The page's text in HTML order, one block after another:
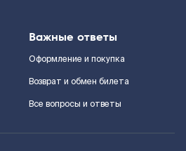
Важные ответы
Оформление и покупка
Возврат и обмен билета
Все вопросы и ответы